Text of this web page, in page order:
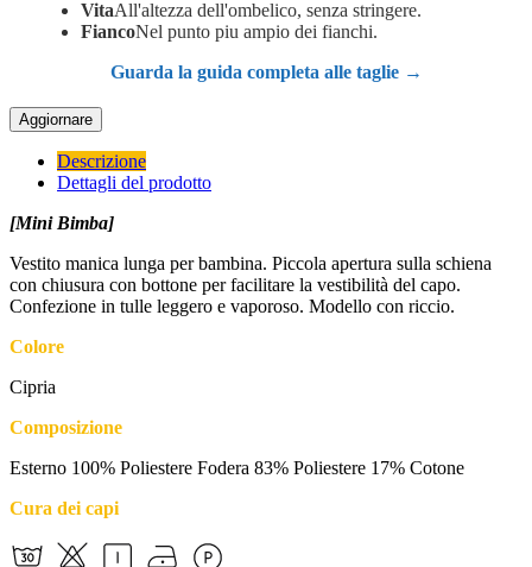
VitaAll'altezza dell'ombelico, senza stringere.
FiancoNel punto piu ampio dei fianchi.
Guarda la guida completa alle taglie →
Descrizione
Dettagli del prodotto
[Mini Bimba]
Vestito manica lunga per bambina. Piccola apertura sulla schiena
con chiusura con bottone per facilitare la vestibilità del capo.
Confezione in tulle leggero e vaporoso. Modello con riccio.
Colore
Cipria
Composizione
Esterno 100% Poliestere Fodera 83% Poliestere 17% Cotone
Cura dei capi